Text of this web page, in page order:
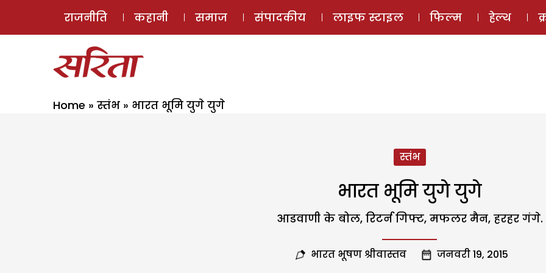
ई-मैगज़ीन
राजनीति कहानी समाज संपादकीय लाइफ स्टाइल फिल्म हेल्थ
Home » स्तंभ » भारत भूमि युगे युगे
स्तंभ
भारत भूमि युगे युगे
आडवाणी के बोल, रिटर्न गिफ्ट, मफलर मैन, हरहर गंगे.
भारत भूषण श्रीवास्तव जनवरी 19, 2015